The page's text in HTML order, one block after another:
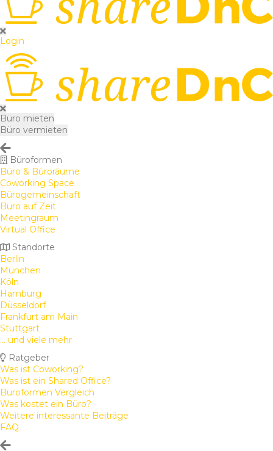
Login
Büro mieten
Büro vermieten
Büroformen
Büro & Büroräume
Coworking Space
Bürogemeinschaft
Büro auf Zeit
Meetingraum
Virtual Office
Standorte
Berlin
München
Köln
Hamburg
Düsseldorf
Frankfurt am Main
Stuttgart
... und viele mehr
Ratgeber
Was ist Coworking?
Was ist ein Shared Office?
Büroformen Vergleich
Was kostet ein Büro?
Weitere interessante Beiträge
FAQ